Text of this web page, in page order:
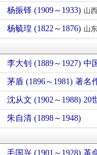
杨振铎 (1909～1933) 山
杨毓瑝 (1822～1876) 山
李大钊 (1889～1927) 中
茅盾 (1896～1981) 著名
沈从文 (1902～1988) 20
朱自清 (1898～1948)
毛国兴 (1901～1928) 革